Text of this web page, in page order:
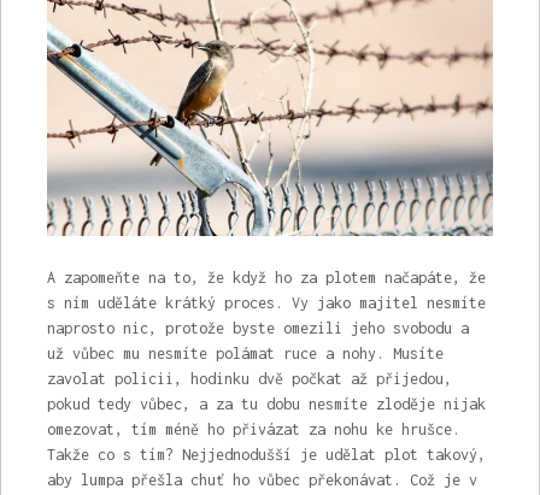
A zapomeňte na to, že když ho za plotem načapáte, že
s ním uděláte krátký proces. Vy jako majitel nesmíte
naprosto nic, protože byste omezili jeho svobodu a
už vůbec mu nesmíte polámat ruce a nohy. Musíte
zavolat policii, hodinku dvě počkat až přijedou,
pokud tedy vůbec, a za tu dobu nesmíte zloděje nijak
omezovat, tím méně ho přivázat za nohu ke hrušce.
Takže co s tím? Nejjednodušší je udělat plot takový,
aby lumpa přešla chuť ho vůbec překonávat. Což je v